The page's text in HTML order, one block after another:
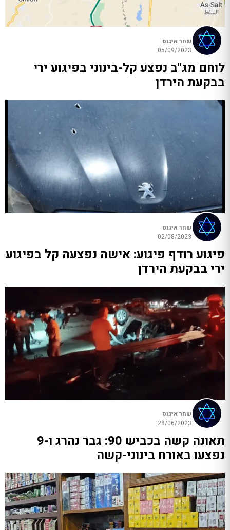
שחר איגוס
05/09/2023
לוחם מג"ב נפצע קל-בינוני בפיגוע ירי
בבקעת הירדן
שחר איגוס
02/08/2023
פיגוע רודף פיגוע: אישה נפצעה קל בפיגוע
ירי בבקעת הירדן
שחר איגוס
28/06/2023
תאונה קשה בכביש 90: גבר נהרג ו-9
נפצעו באורח בינוני-קשה